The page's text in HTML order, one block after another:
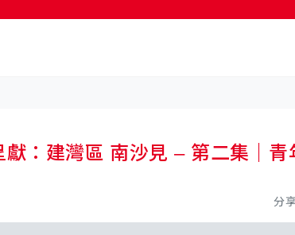
：建灣區 南沙見 – 第二集｜青
分